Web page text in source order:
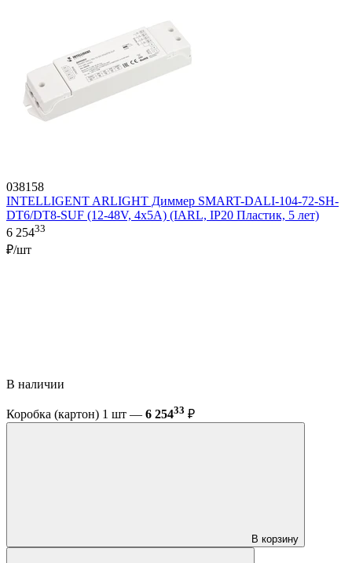
038158
INTELLIGENT ARLIGHT Диммер SMART-DALI-104-72-SH-
DT6/DT8-SUF (12-48V, 4x5A) (IARL, IP20 Пластик, 5 лет)
6 25433
₽/шт
В наличии
Коробка (картон) 1 шт — 6 25433 ₽
В корзину